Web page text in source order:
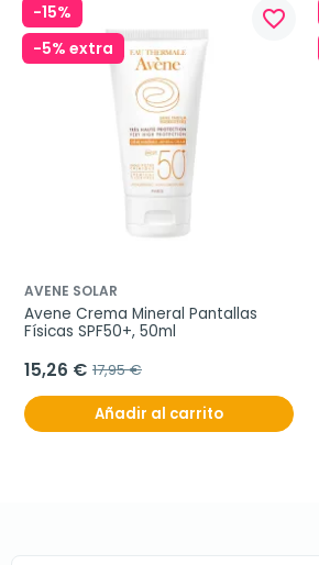
-15%
-5% extra
favorite_border
AVENE SOLAR
Avene Crema Mineral Pantallas
Físicas SPF50+, 50ml
15,26 € 17,95 €
Añadir al carrito